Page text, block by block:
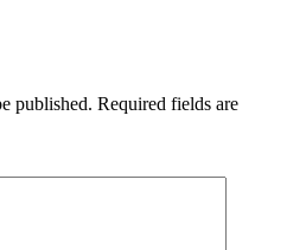
published. Required fields are